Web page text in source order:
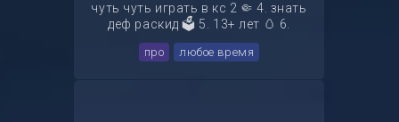
чуть чуть играть в кс 2 🤏 4. знать
деф раскид 🗳️ 5. 13+ лет 🥚 6.
иметь прайм Требуются: Люркер -
Рифлер - Запас. Рифлер - Кто
про любое время